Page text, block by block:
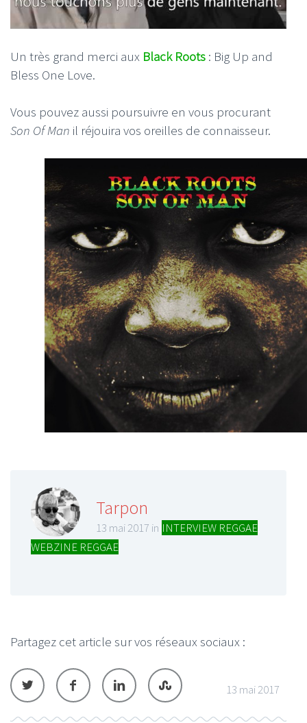
Un très grand merci aux Black Roots : Big Up and
Bless One Love.
Vous pouvez aussi poursuivre en vous procurant
Son Of Man il réjouira vos oreilles de connaisseur.
Tarpon
13 mai 2017 in INTERVIEW REGGAE
WEBZINE REGGAE
Partagez cet article sur vos réseaux sociaux :
13 mai 2017